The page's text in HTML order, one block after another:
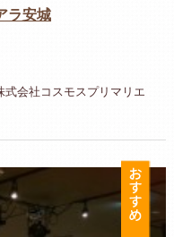
ラ安城
会社コスモスプリマリエ
お